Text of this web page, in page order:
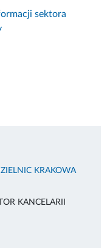
sektora
KRAKOWA
KANCELARII